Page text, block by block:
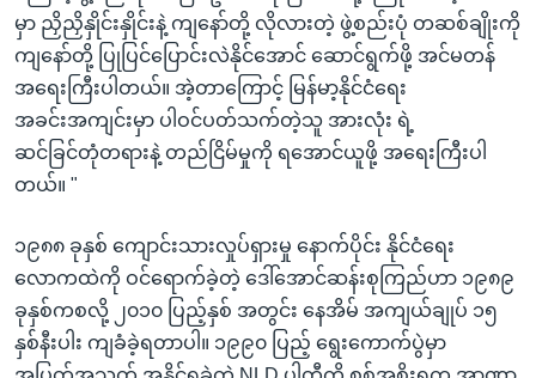
မှာ ညှိညှိနှိုင်းနှိုင်းနဲ့ ကျနော်တို့ လိုလားတဲ့ ဖွဲ့စည်းပုံ တဆစ်ချိုးကို
ကျနော်တို့ ပြုပြင်ပြောင်းလဲနိုင်အောင် ဆောင်ရွက်ဖို့ အင်မတန်
အရေးကြီးပါတယ်။ အဲ့တာကြောင့် မြန်မာ့နိုင်ငံရေး
အခင်းအကျင်းမှာ ပါဝင်ပတ်သက်တဲ့သူ အားလုံး ရဲ့
ဆင်ခြင်တုံတရားနဲ့ တည်ငြိမ်မှုကို ရအောင်ယူဖို့ အရေးကြီးပါ
တယ်။ "
၁၉၈၈ ခုနှစ် ကျောင်းသားလှုပ်ရှားမှု နောက်ပိုင်း နိုင်ငံရေး
လောကထဲကို ဝင်ရောက်ခဲ့တဲ့ ဒေါ်အောင်ဆန်းစုကြည်ဟာ ၁၉၈၉
ခုနှစ်ကစလို့ ၂၀၁၀ ပြည့်နှစ် အတွင်း နေအိမ် အကျယ်ချုပ် ၁၅
နှစ်နီးပါး ကျခံခဲ့ရတာပါ။ ၁၉၉၀ ပြည့် ရွေးကောက်ပွဲမှာ